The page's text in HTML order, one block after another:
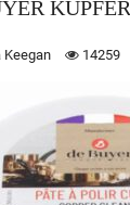
Keegan 14259